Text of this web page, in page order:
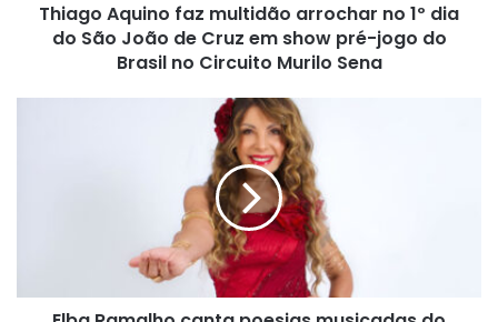
SãoThiago Aquino faz multidão arrochar no 1º dia
do São João de Cruz em show pré-jogo do
Brasil no Circuito Murilo Sena
Campina
Grande